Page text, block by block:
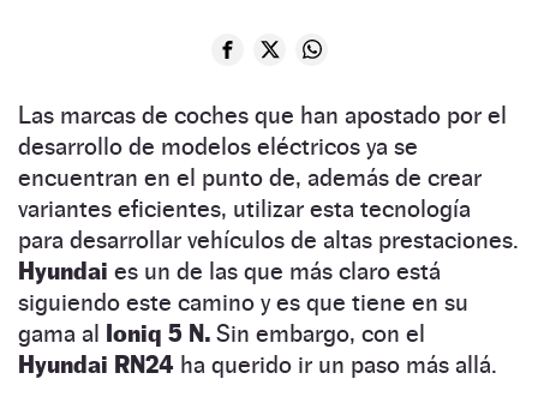
Las marcas de coches que han apostado por el
desarrollo de modelos eléctricos ya se
encuentran en el punto de, además de crear
variantes eficientes, utilizar esta tecnología
para desarrollar vehículos de altas prestaciones.
Hyundai es un de las que más claro está
siguiendo este camino y es que tiene en su
gama al Ioniq 5 N. Sin embargo, con el
Hyundai RN24 ha querido ir un paso más allá.